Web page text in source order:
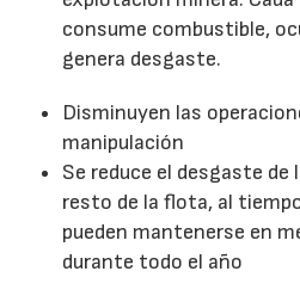
consume combustible,
genera desgaste.
Disminuyen las
manipulación
Se reduce el desgaste de
resto de la flota, al
pueden mantenerse en
durante todo el año